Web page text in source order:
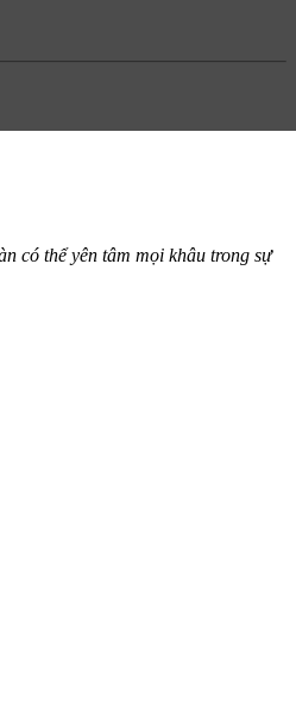
có thể yên tâm mọi khâu trong sự